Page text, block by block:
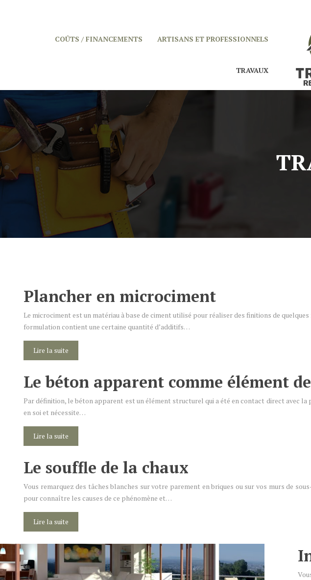
ARTISANS ET PROFESSIONNELS
COÛTS / FINANCEMENTS
TRAVAUX
Plancher en microciment
Le microciment est un matériau à base de ciment utilisé pour réaliser des finitions de
formulation contient une certaine quantité d’additifs…
Lire la suite
Le béton apparent comme élément
Par définition, le béton apparent est un élément structurel qui a été en contact direct avec
en soi et nécessite…
Lire la suite
Le souffle de la chaux
Vous remarquez des tâches blanches sur votre parement en briques ou sur vos murs de
pour connaître les causes de ce phénomène et…
Lire la suite